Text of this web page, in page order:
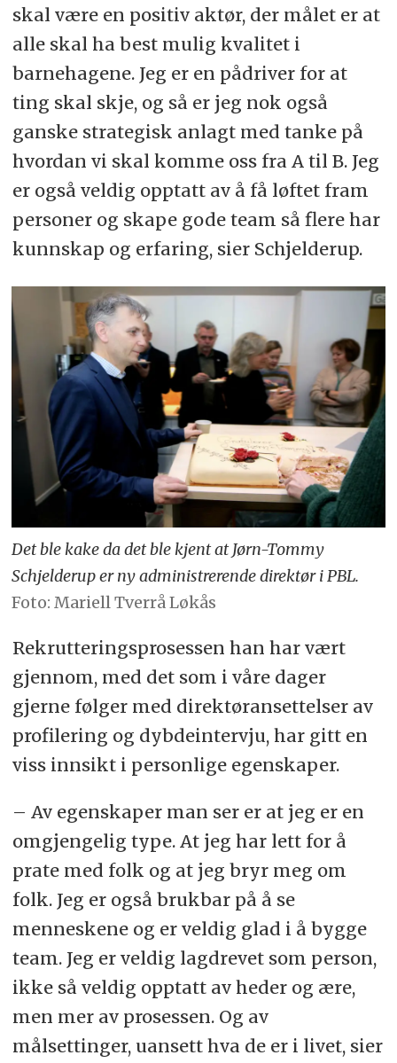
skal være en positiv aktør, der målet er at
alle skal ha best mulig kvalitet i
barnehagene. Jeg er en pådriver for at
ting skal skje, og så er jeg nok også
ganske strategisk anlagt med tanke på
hvordan vi skal komme oss fra A til B. Jeg
er også veldig opptatt av å få løftet fram
personer og skape gode team så flere har
kunnskap og erfaring, sier Schjelderup.
Det ble kake da det ble kjent at Jørn-Tommy
Schjelderup er ny administrerende direktør i PBL.
Foto: Mariell Tverrå Løkås
Rekrutteringsprosessen han har vært
gjennom, med det som i våre dager
gjerne følger med direktøransettelser av
profilering og dybdeintervju, har gitt en
viss innsikt i personlige egenskaper.
– Av egenskaper man ser er at jeg er en
omgjengelig type. At jeg har lett for å
prate med folk og at jeg bryr meg om
folk. Jeg er også brukbar på å se
menneskene og er veldig glad i å bygge
team. Jeg er veldig lagdrevet som person,
ikke så veldig opptatt av heder og ære,
men mer av prosessen. Og av
målsettinger, uansett hva de er i livet, sier